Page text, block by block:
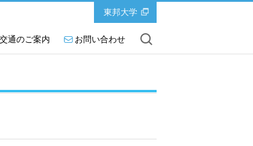
東邦大学
交通のご案内 お問い合わせ